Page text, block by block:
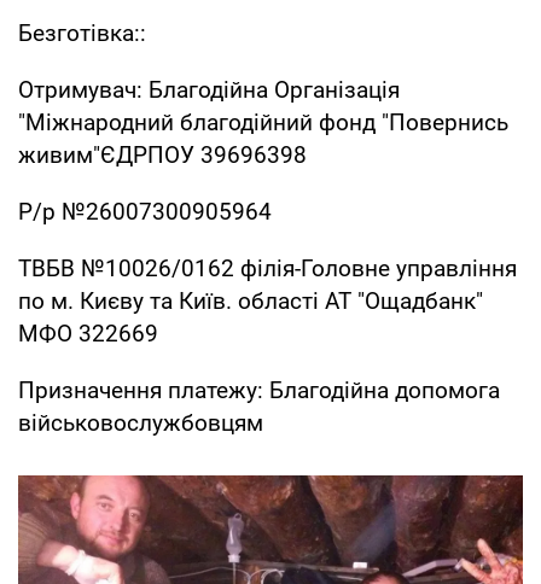
Безготівка::
Отримувач: Благодійна Організація
"Міжнародний благодійний фонд "Повернись
живим"ЄДРПОУ 39696398
Р/р №26007300905964
ТВБВ №10026/0162 філія-Головне управління
по м. Києву та Київ. області АТ "Ощадбанк"
МФО 322669
Призначення платежу: Благодійна допомога
військовослужбовцям